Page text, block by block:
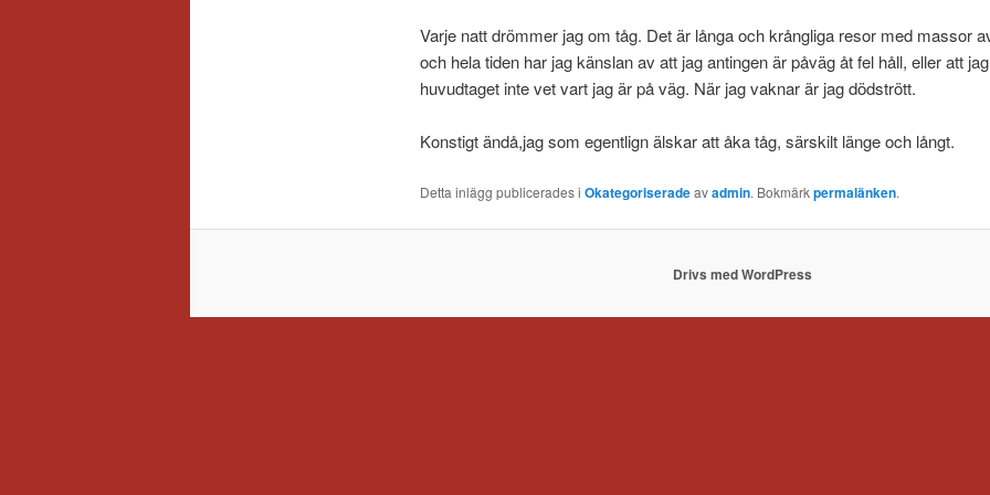
Varje natt drömmer jag om tåg. Det är långa och krångliga resor med massor
och hela tiden har jag känslan av att jag antingen är påväg åt fel håll, eller att
huvudtaget inte vet vart jag är på väg. När jag vaknar är jag dödstrött.
Konstigt ändå,jag som egentlign älskar att åka tåg, särskilt länge och långt.
Detta inlägg publicerades i Okategoriseradeavadmin. Bokmärkpermalänken.
Drivs med WordPress